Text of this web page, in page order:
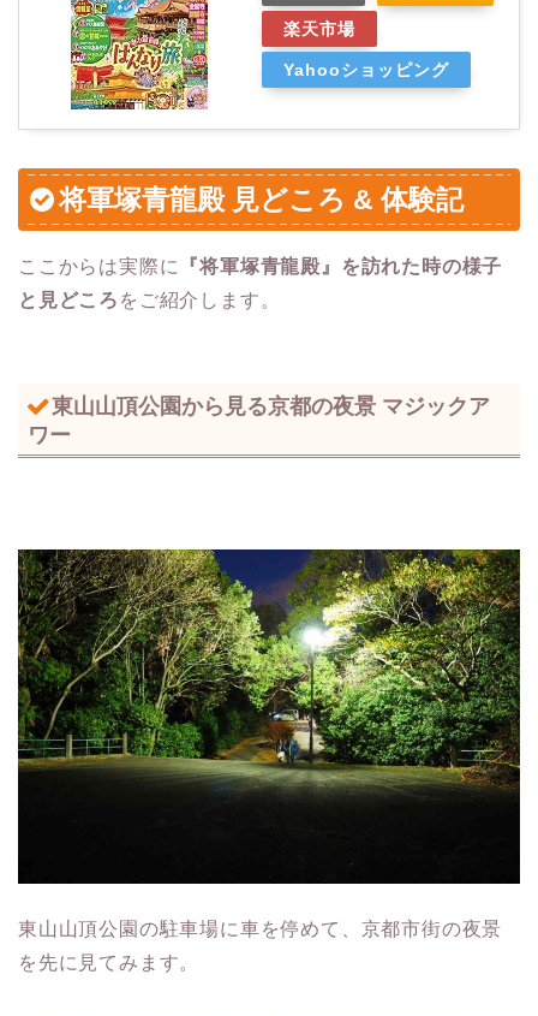
楽天市場
Yahooショッピング
将軍塚青龍殿 見どころ & 体験記
ここからは実際に
『将軍塚青龍殿』を訪れた時の様子
と見どころ をご紹介します。
東山山頂公園から見る京都の夜景 マジックア
ワー
東山山頂公園の駐車場に車を停めて、京都市街の夜景
を先に見てみます。